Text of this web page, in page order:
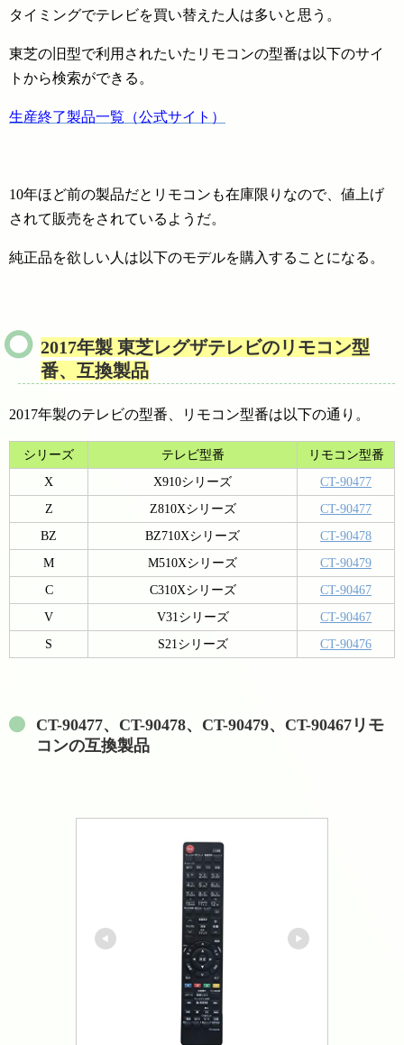
タイミングでテレビを買い替えた人は多いと思う。
東芝の旧型で利用されたいたリモコンの型番は以下のサイ
トから検索ができる。
生産終了製品一覧（公式サイト）
10年ほど前の製品だとリモコンも在庫限りなので、値上げ
されて販売をされているようだ。
純正品を欲しい人は以下のモデルを購入することになる。
2017年製 東芝レグザテレビのリモコン型
番、互換製品
2017年製のテレビの型番、リモコン型番は以下の通り。
シリーズ テレビ型番
リモコン型番
X
X910シリーズ
CT-90477
Z
Z810Xシリーズ
CT-90477
BZ
BZ710Xシリーズ
CT-90478
M
M510Xシリーズ
CT-90479
C
C310Xシリーズ
CT-90467
V
V31シリーズ
CT-90467
S
S21シリーズ CT-90476
CT-90477、CT-90478、CT-90479、CT-90467リモ
コンの互換製品